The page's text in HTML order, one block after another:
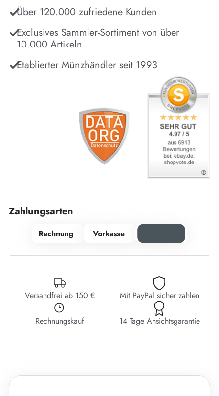
Über 120.000 zufriedene Kunden
Exclusives Sammler-Sortiment von über
10.000 Artikeln
Etablierter Münzhändler seit 1993
Zahlungsarten
Versandfrei ab 150 € Mit PayPal sicher zahlen
Rechnungskauf 14 Tage Ansichtsgarantie